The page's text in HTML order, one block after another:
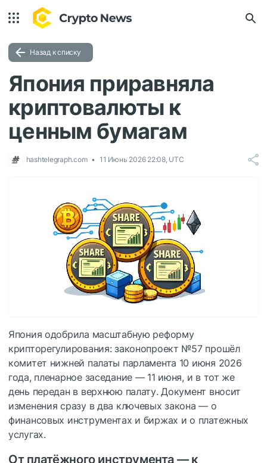
Назад к списку
Япония приравняла
криптовалюты к
ценным бумагам
hashtelegraph.com 11 Июнь 2026 22:08, UTC
Япония одобрила масштабную реформу
крипторегулирования: законопроект №57 прошёл
комитет нижней палаты парламента 10 июня 2026
года, пленарное заседание — 11 июня, и в тот же
день передан в верхнюю палату. Документ вносит
изменения сразу в два ключевых закона — о
финансовых инструментах и биржах и о платежных
услугах.
От платёжного инструмента — к